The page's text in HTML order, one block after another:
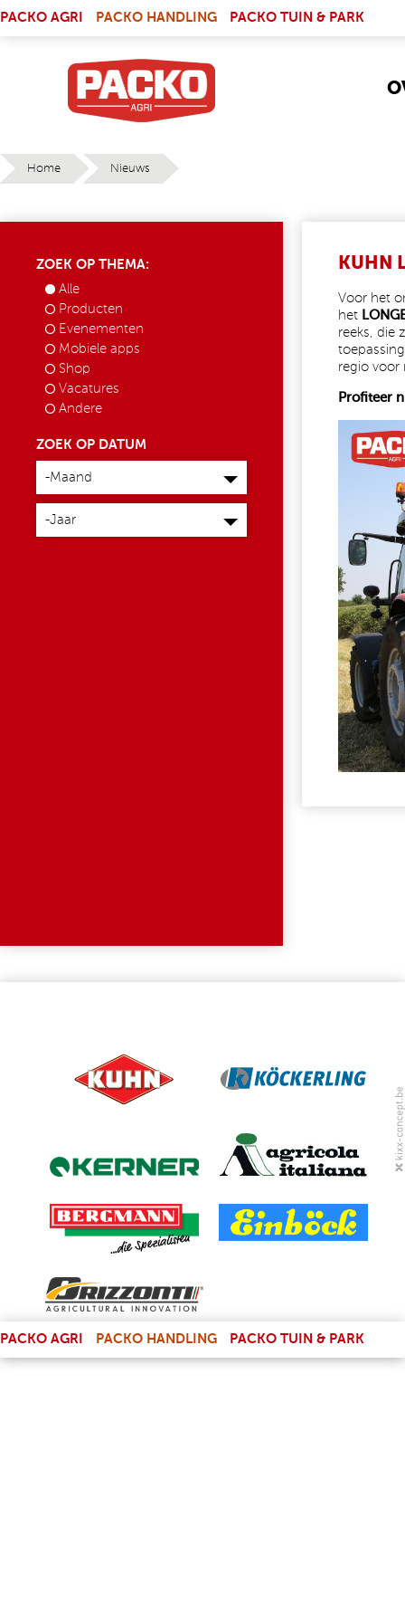
PACKO AGRI
PACKO HANDLING PACKO TUIN & PARK
Home Nieuws
ZOEK OP THEMA:
Alle
Producten
Evenementen
Mobiele apps
Shop
Vacatures
Andere
ZOEK OP DATUM
Maand
-Maand
Jaar
-Jaar
KUHN
Voor het
het
reeks, die
regio voor
Profiteer
PACKO AGRI PACKO HANDLING PACKO TUIN & PARK